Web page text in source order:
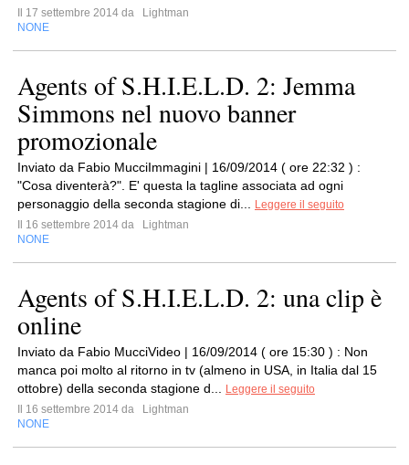
Il 17 settembre 2014 da
Lightman
NONE
Agents of S.H.I.E.L.D. 2: Jemma
Simmons nel nuovo banner
promozionale
Inviato da Fabio MucciImmagini | 16/09/2014 ( ore 22:32 ) :
"Cosa diventerà?". E' questa la tagline associata ad ogni
personaggio della seconda stagione di...
Leggere il seguito
Il 16 settembre 2014 da
Lightman
NONE
Agents of S.H.I.E.L.D. 2: una clip è
online
Inviato da Fabio MucciVideo | 16/09/2014 ( ore 15:30 ) : Non
manca poi molto al ritorno in tv (almeno in USA, in Italia dal 15
ottobre) della seconda stagione d...
Leggere il seguito
Il 16 settembre 2014 da
Lightman
NONE